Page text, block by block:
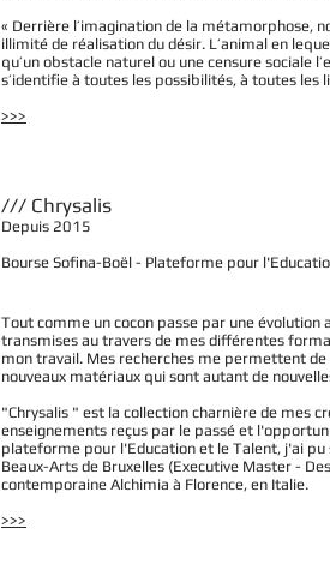
« Derrière l’imagination de la métamorphose,
illimité de réalisation du désir. L’animal en
qu’un obstacle naturel ou une censure sociale
s’identifie à toutes les possibilités, à toutes les
>>>
/// Chrysalis
Depuis 2015
Bourse Sofina-Boël - Plateforme pour
Tout comme un cocon passe par une
transmises au travers de mes différentes
mon travail. Mes recherches me permettent
nouveaux matériaux qui sont autant de
"Chrysalis " est la collection charnière de mes
enseignements reçus par le passé et
plateforme pour l'Education et le Talent, j'ai
Beaux-Arts de Bruxelles (Executive Master -
contemporaine Alchimia à Florence, en Italie.
>>>